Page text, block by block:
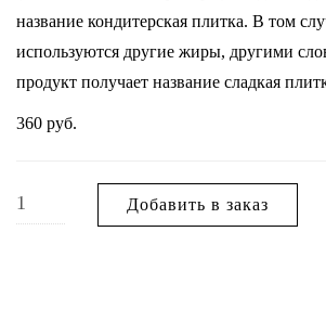
название кондитерская плитка. В том
используются другие жиры, другими
продукт получает название сладкая
360 руб.
Добавить в заказ